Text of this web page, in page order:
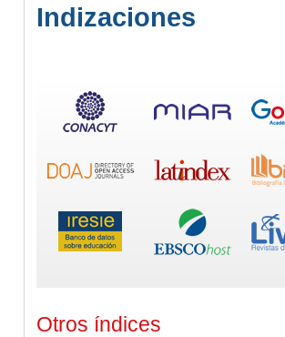
Indizaciones
Otros índices